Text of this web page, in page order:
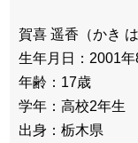
賀喜 遥香（かき は
生年月日：2001年
年齢：17歳
学年：高校2年生
出身：栃木県